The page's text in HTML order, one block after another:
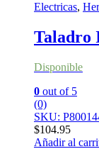
Electricas,
Taladro
Disponible
0 out of 5
(0)
SKU:
$104.95
Añadir al